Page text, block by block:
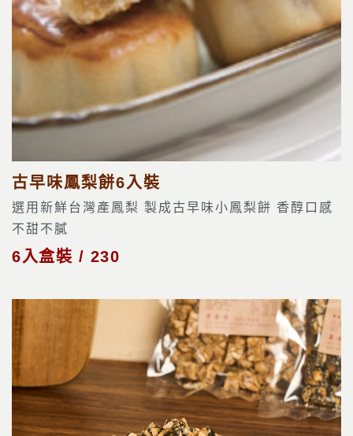
古早味鳳梨餅6入裝
選用新鮮台灣產鳳梨 製成古早味小鳳梨餅 香醇口感
不甜不膩
6入盒裝 / 230